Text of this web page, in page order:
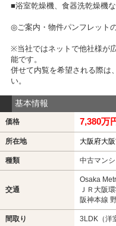
■浴室乾燥機、食器洗乾燥機
◎ご案内・物件パンフレット
※当社ではネットで他社様が
能です。
併せて内覧を希望される際は
い。
基本情報
価格 7,380万
所在地 大阪府大
種類 中古マン
交通
Osaka
ＪＲ大阪
阪神本線
間取り 3LDK（洋